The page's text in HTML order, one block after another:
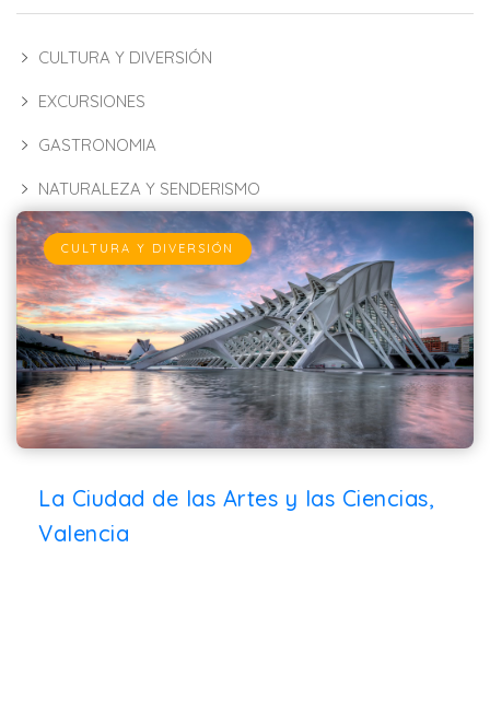
CULTURA Y DIVERSIÓN
EXCURSIONES
GASTRONOMIA
NATURALEZA Y SENDERISMO
CULTURA Y DIVERSIÓN
La Ciudad de las Artes y las Ciencias,
Valencia